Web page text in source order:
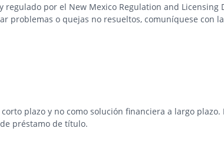
por el New Mexico Regulation and Licensing
problemas o quejas no resueltos, comuníquese con
plazo y no como solución financiera a largo plazo.
préstamo de título.